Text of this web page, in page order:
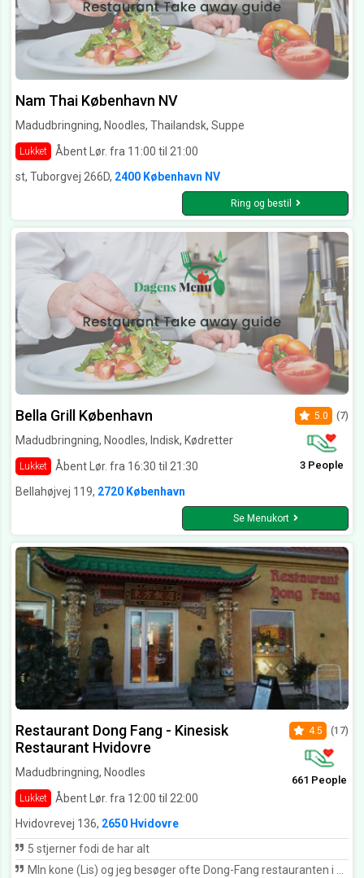
Nam Thai København NV
Madudbringning, Noodles, Thailandsk, Suppe
Lukket
Åbent Lør. fra 11:00 til 21:00
st, Tuborgvej 266D, 2400 København NV
Ring og bestil
Bella Grill København
Madudbringning, Noodles, Indisk, Kødretter
Lukket Åbent Lør. fra 16:30 til 21:30
5.0 (7)
3 People
Bellahøjvej 119, 2720 København
Se Menukort
Restaurant Dong Fang - Kinesisk
Restaurant Hvidovre
Madudbringning, Noodles
Lukket Åbent Lør. fra 12:00 til 22:00
4.5 (17)
661 People
Hvidovrevej 136, 2650 Hvidovre
5 stjerner fodi de har alt
MIn kone (Lis) og jeg besøger ofte Dong-Fang restauranten i Hvidovre. Vi er meget begejstret for det store "tag selv" bord og der er noget for enhver smag. Is og pandekage som dessert er heller ikke at foragte. jo - vi ser altid frem til at besøge restauranten igen!